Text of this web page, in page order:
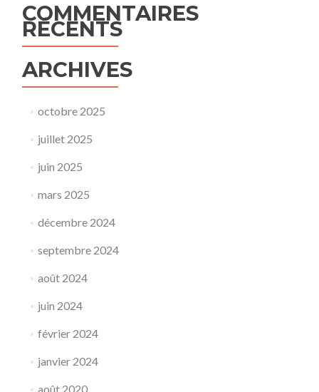
COMMENTAIRES
RÉCENTS
ARCHIVES
octobre 2025
juillet 2025
juin 2025
mars 2025
décembre 2024
septembre 2024
août 2024
juin 2024
février 2024
janvier 2024
août 2020